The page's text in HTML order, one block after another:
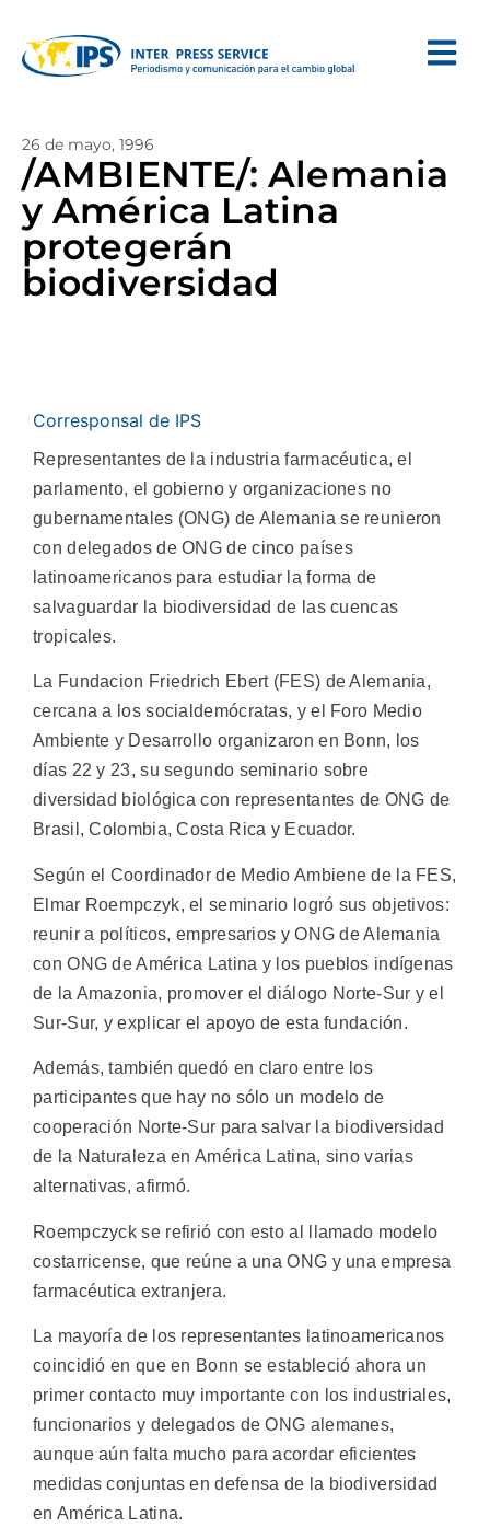
26 de mayo, 1996
/AMBIENTE/: Alemania
y América Latina
protegerán
biodiversidad
Corresponsal de IPS
Representantes de la industria farmacéutica, el
parlamento, el gobierno y organizaciones no
gubernamentales (ONG) de Alemania se reunieron
con delegados de ONG de cinco países
latinoamericanos para estudiar la forma de
salvaguardar la biodiversidad de las cuencas
tropicales.
La Fundacion Friedrich Ebert (FES) de Alemania,
cercana a los socialdemócratas, y el Foro Medio
Ambiente y Desarrollo organizaron en Bonn, los
días 22 y 23, su segundo seminario sobre
diversidad biológica con representantes de ONG de
Brasil, Colombia, Costa Rica y Ecuador.
Según el Coordinador de Medio Ambiene de la FES,
Elmar Roempczyk, el seminario logró sus objetivos:
reunir a políticos, empresarios y ONG de Alemania
con ONG de América Latina y los pueblos indígenas
de la Amazonia, promover el diálogo Norte-Sur y el
Sur-Sur, y explicar el apoyo de esta fundación.
Además, también quedó en claro entre los
participantes que hay no sólo un modelo de
cooperación Norte-Sur para salvar la biodiversidad
de la Naturaleza en América Latina, sino varias
alternativas, afirmó.
Roempczyck se refirió con esto al llamado modelo
costarricense, que reúne a una ONG y una empresa
farmacéutica extranjera.
La mayoría de los representantes latinoamericanos
coincidió en que en Bonn se estableció ahora un
primer contacto muy importante con los industriales,
funcionarios y delegados de ONG alemanes,
aunque aún falta mucho para acordar eficientes
medidas conjuntas en defensa de la biodiversidad
en América Latina.